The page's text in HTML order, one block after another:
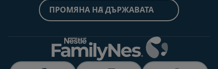
ПРОМЯНА НА ДЪРЖАВАТА